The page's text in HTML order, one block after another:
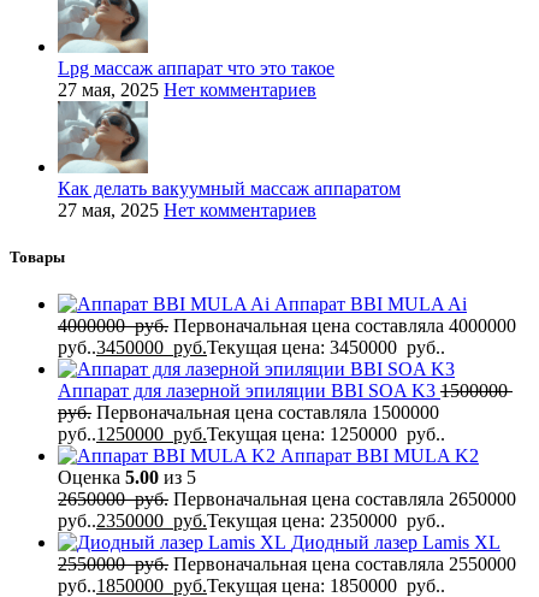
Lpg массаж аппарат что это такое
27 мая, 2025 Нет комментариев
Как делать вакуумный массаж аппаратом
27 мая, 2025 Нет комментариев
Товары
Аппарат BBI MULA Ai
4000000руб. Первоначальная цена составляла 4000000
руб..3450000 руб.Текущая цена: 3450000 руб..
Аппарат для лазерной эпиляции BBI SOA K3 1500000
руб. Первоначальная цена составляла 1500000
руб..1250000 руб.Текущая цена: 1250000 руб..
Аппарат BBI MULA K2
Оценка 5.00 из 5
2650000руб. Первоначальная цена составляла 2650000
руб..2350000 руб.Текущая цена: 2350000 руб..
Диодный лазер Lamis XL
2550000руб. Первоначальная цена составляла 2550000
руб..1850000 руб.Текущая цена: 1850000 руб..